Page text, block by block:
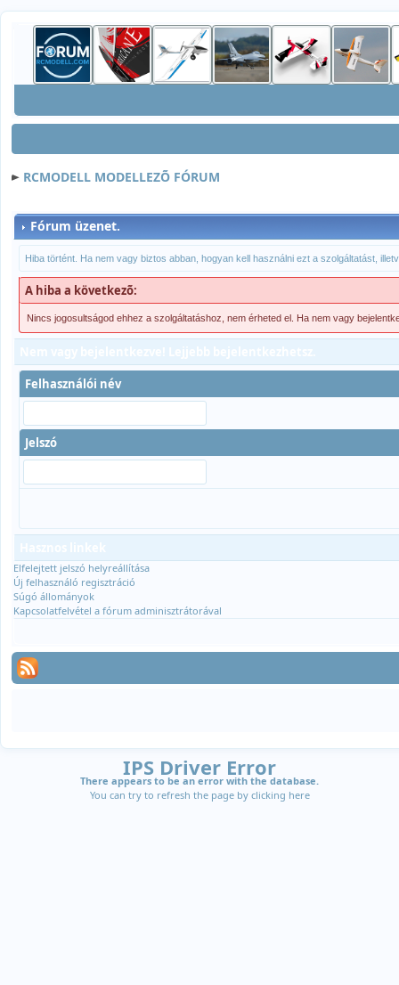
RCMODELL MODELLEZÕ FÓRUM
Fórum üzenet.
Hiba történt. Ha nem vagy biztos abban, hogyan kell használni ezt a szolgáltatást,
A hiba a következõ:
Nincs jogosultságod ehhez a szolgáltatáshoz, nem érheted el. Ha nem vagy
Felhasználói név
Jelszó
Elfelejtett jelszó helyreállítása
Új felhasználó regisztráció
Súgó állományok
Kapcsolatfelvétel a fórum adminisztrátorával
IPS Driver Error
There appears to be an error with the database.
You can try to refresh the page by clicking here